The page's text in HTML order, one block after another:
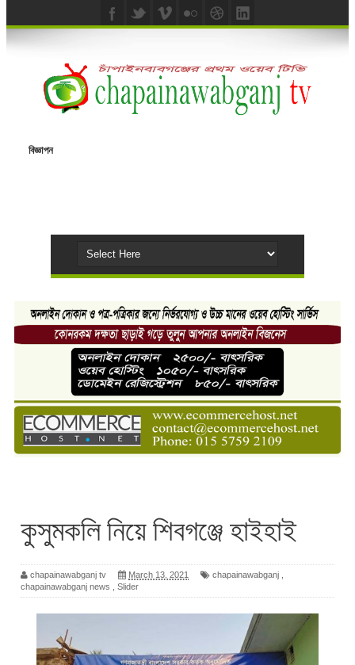
বিজ্ঞাপন
কুসুমকলি নিয়ে শিবগঞ্জে হাইহাই
chapainawabganj tv March 13, 2021 chapainawabganj
chapainawabganj news
Slider